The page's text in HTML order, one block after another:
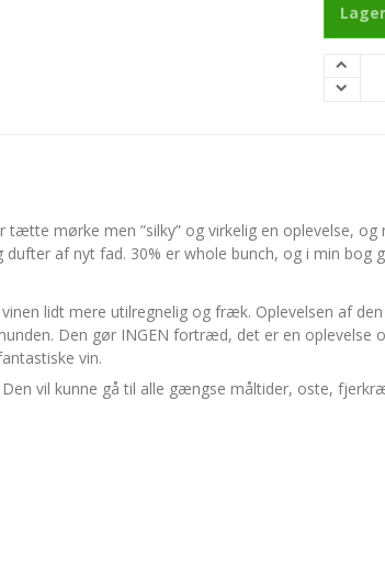
mørke men ”silky” og virkelig en oplevelse,
af nyt fad. 30% er whole bunch, og i min bog
lidt mere utilregnelig og fræk. Oplevelsen af
Den gør INGEN fortræd, det er en oplevelse
vin.
vil kunne gå til alle gængse måltider, oste,